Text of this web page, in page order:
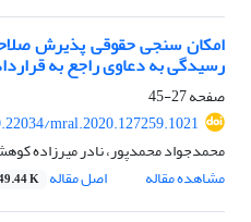
امکان سنجی حقوقی پذیرش
رسیدگی به دعاوی راجع به
صفحه27-45
mral.2020.127259.1021
محمدجواد محمدپور، نادر میرزاده
مشاهده مقاله
اصل مقاله K